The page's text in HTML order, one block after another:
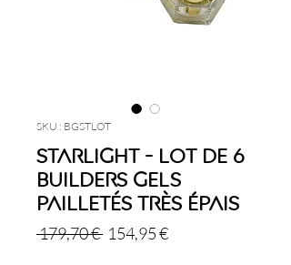
SKU : BGSTLOT
Starlight - Lot de 6
Builders Gels
Pailletés Très Épais
179,70 € Prix
154,95 €Prix